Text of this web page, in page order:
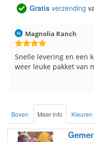
Gratis verzending
Hilde uit Loyers
Reeds meerdere keren
breinaalden besteld,
Boven Meer info Kleuren